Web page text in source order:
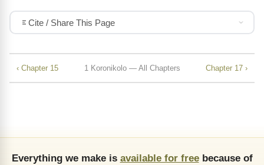
Cite / Share This Page
‹ Chapter 15 1 Koronikolo — All Chapters Chapter 17 ›
Everything we make is available for freebecause of